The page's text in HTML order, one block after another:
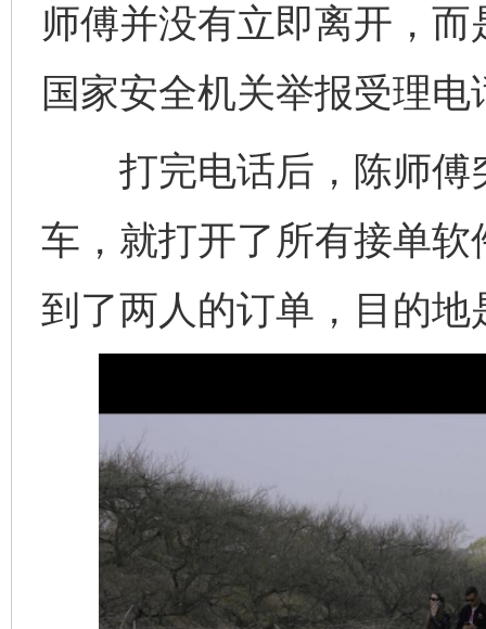
师傅并没有立即离开，
国家安全机关举报受理
打完电话后，陈师傅
车，就打开了所有接单
到了两人的订单，目的